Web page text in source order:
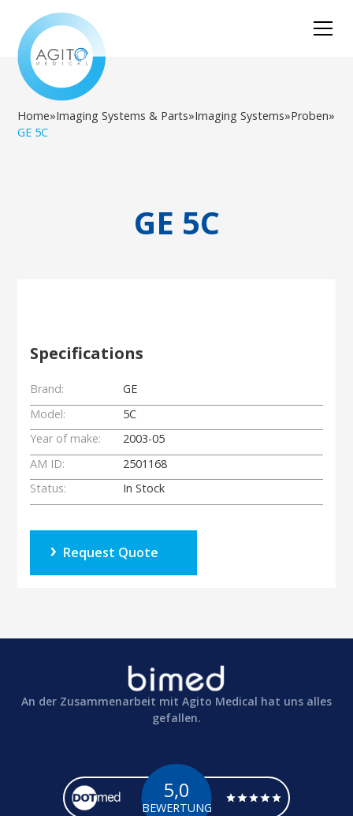
Home»Imaging Systems & Parts»Imaging Systems»Proben»
GE 5C
GE 5C
Specifications
Brand:
GE
Model:
5C
Year of make:
2003-05
AM ID:
2501168
Status:
In Stock
Request Quote
An der Zusammenarbeit mit Agito Medical hat uns alles
gefallen.
5,0
BEWERTUNG